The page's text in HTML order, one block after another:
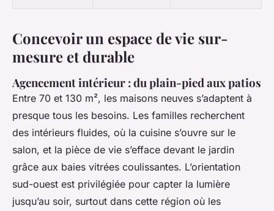
Concevoir un espace de vie sur-
mesure et durable
Agencement intérieur : du plain-pied aux patios
Entre 70 et 130 m², les maisons neuves s’adaptent à
presque tous les besoins. Les familles recherchent
des intérieurs fluides, où la cuisine s’ouvre sur le
salon, et la pièce de vie s’efface devant le jardin
grâce aux baies vitrées coulissantes. L’orientation
sud-ouest est privilégiée pour capter la lumière
jusqu’au soir, surtout dans cette région où les